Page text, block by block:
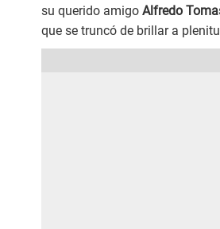
su querido amigo Alfredo
que se truncó de brillar a